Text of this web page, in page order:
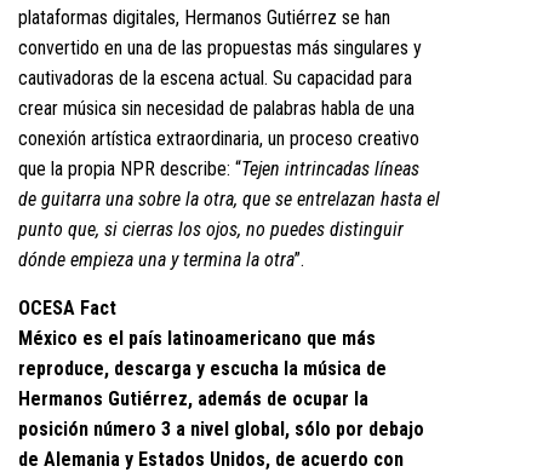
plataformas digitales, Hermanos Gutiérrez se han
convertido en una de las propuestas más singulares y
cautivadoras de la escena actual. Su capacidad para
crear música sin necesidad de palabras habla de una
conexión artística extraordinaria, un proceso creativo
que la propia NPR describe: “Tejen intrincadas líneas
de guitarra una sobre la otra, que se entrelazan hasta el
punto que, si cierras los ojos, no puedes distinguir
dónde empieza una y termina la otra”.
OCESA Fact
México es el país latinoamericano que más
reproduce, descarga y escucha la música de
Hermanos Gutiérrez, además de ocupar la
posición número 3 a nivel global, sólo por debajo
de Alemania y Estados Unidos, de acuerdo con